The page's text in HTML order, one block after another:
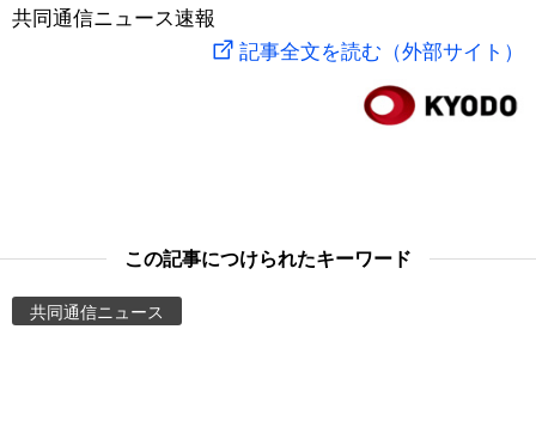
スポーツ・東京2020
Topics
Images
共同通信ニュース速報
記事全文を読む（外部サイト）
この記事につけられたキーワード
共同通信ニュース